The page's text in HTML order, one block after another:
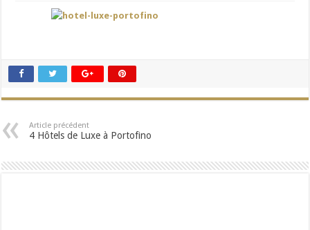
Article précédent
4 Hôtels de Luxe à Portofino